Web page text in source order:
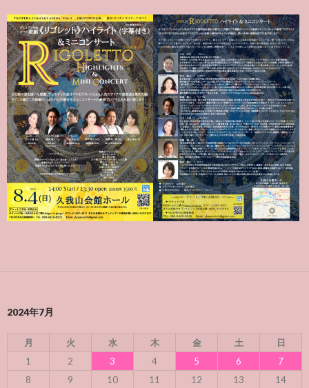
2024年7月
月 火 水 木 金 土
日
1
2 3 4 5 6
7
8
9 10 11 12 13
14